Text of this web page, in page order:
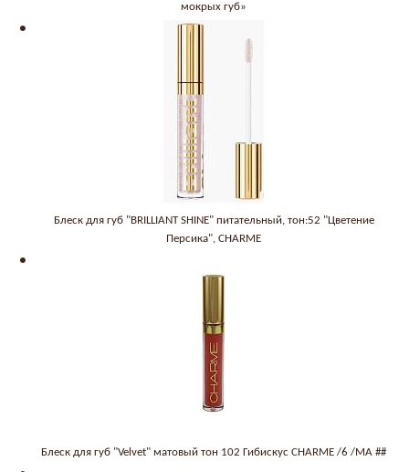
мокрых губ»
Блеск для губ "BRILLIANT SHINE" питательный, тон:52 "Цветение
Персика", CHARME
Блеск для губ "Velvet" матовый тон 102 Гибискус CHARME /6 /МА ##